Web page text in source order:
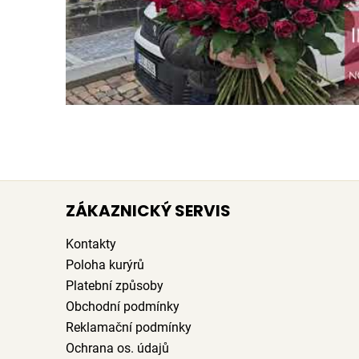
ZÁKAZNICKÝ SERVIS
Kontakty
Poloha kurýrů
Platební způsoby
Obchodní podmínky
Reklamační podmínky
Ochrana os. údajů